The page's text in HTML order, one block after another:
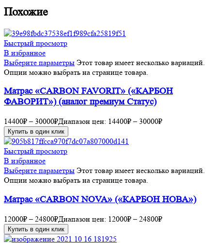
Похожие
Быстрый просмотр
В избранное
Выберите параметры Этот товар имеет несколько вариаций.
Опции можно выбрать на странице товара.
Матрас «CARBON FAVORIT» («КАРБОН
ФАВОРИТ») (аналог премиум Статус)
14400₽ – 30000₽Диапазон цен: 14400₽ – 30000₽
Купить в один клик
Быстрый просмотр
В избранное
Выберите параметры Этот товар имеет несколько вариаций.
Опции можно выбрать на странице товара.
Матрас «CARBON NOVA» («КАРБОН НОВА»)
12000₽ – 24800₽Диапазон цен: 12000₽ – 24800₽
Купить в один клик